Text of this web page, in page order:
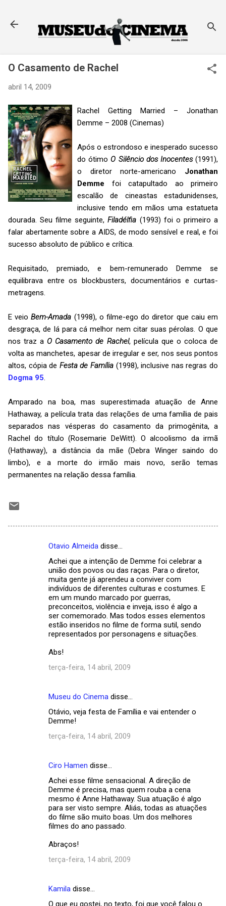
O Casamento de Rachel
abril 14, 2009
Rachel Getting Married – Jonathan
Demme – 2008 (Cinemas)
Após o estrondoso e inesperado sucesso
do ótimo O Silêncio dos Inocentes(1991),
o diretor norte-americano Jonathan
Demme foi catapultado ao primeiro
escalão de cineastas estadunidenses,
inclusive tendo em mãos uma estatueta
dourada. Seu filme seguinte,Filadélfia (1993) foi o primeiro a
falar abertamente sobre a AIDS, de modo sensível e real, e foi
sucesso absoluto de público e crítica.
Requisitado, premiado, e bem-remunerado Demme se
equilibrava entre os blockbusters, documentários e curtas-
metragens.
E veioBem-Amada (1998), o filme-ego do diretor que caiu em
desgraça, de lá para cá melhor nem citar suas pérolas. O que
nos traz a O Casamento de Rachel, película que o coloca de
volta as manchetes, apesar de irregular e ser, nos seus pontos
altos, cópia de Festa de Família (1998), inclusive nas regras do
Dogma 95.
Amparado na boa, mas superestimada atuação de Anne
Hathaway, a película trata das relações de uma família de pais
separados nas vésperas do casamento da primogênita, a
Rachel do título (Rosemarie DeWitt). O alcoolismo da irmã
(Hathaway), a distância da mãe (Debra Winger saindo do
limbo), e a morte do irmão mais novo, serão temas
permanentes na relação dessa família.
Otavio Almeida disse…
Achei que a intenção de Demme foi celebrar a
união dos povos ou das raças. Para o diretor,
muita gente já aprendeu a conviver com
indivíduos de diferentes culturas e costumes. E
em um mundo marcado por guerras,
preconceitos, violência e inveja, isso é algo a
ser comemorado. Mas todos esses elementos
estão inseridos no filme de forma sutil, sendo
representados por personagens e situações.
Abs!
terça-feira, 14 abril, 2009
Museu do Cinema disse…
Otávio, veja festa de Família e vai entender o
Demme!
terça-feira, 14 abril, 2009
Ciro Hamen disse…
Achei esse filme sensacional. A direção de
Demme é precisa, mas quem rouba a cena
mesmo é Anne Hathaway. Sua atuação é algo
para ser visto sempre. Aliás, todas as atuações
do filme são muito boas. Um dos melhores
filmes do ano passado.
Abraços!
terça-feira, 14 abril, 2009
Kamila disse…
O que eu gostei, no texto, foi que você falou o